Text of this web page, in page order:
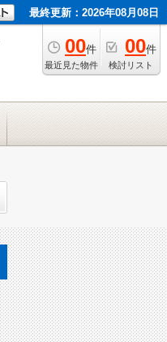
最終更新：2026年08月08日
00件
最近見た物件
00件
検討リスト